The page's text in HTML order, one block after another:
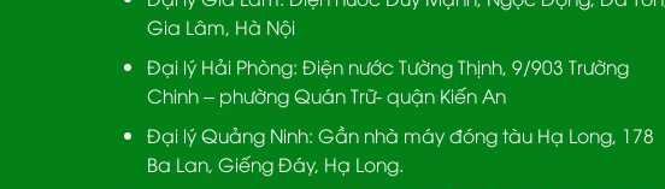
Gia Lâm, Hà Nội
Đại lý Hải Phòng: Điện nước Tường Thịnh, 9/903 Trường
Chinh – phường Quán Trữ- quận Kiến An
Đại lý Quảng Ninh: Gần nhà máy đóng tàu Hạ Long, 178
Ba Lan, Giếng Đáy, Hạ Long.